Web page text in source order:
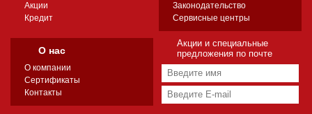
Акции
Кредит
Законодательство
Сервисные центры
О нас
О компании
Сертификаты
Контакты
Акции и специальные
предложения по почте